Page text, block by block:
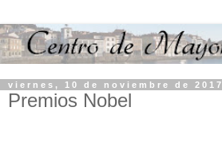
viernes, 10 de noviembre de 2017
Premios Nobel